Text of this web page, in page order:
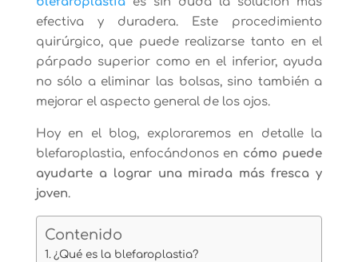
efectiva y duradera. Este procedimiento
quirúrgico, que puede realizarse tanto en el
párpado superior como en el inferior, ayuda
no sólo a eliminar las bolsas, sino también a
mejorar el aspecto general de los ojos.
Hoy en el blog, exploraremos en detalle la
blefaroplastia, enfocándonos en cómo puede
ayudarte a lograr una mirada más fresca y
joven.
Contenido
¿Qué es la blefaroplastia?